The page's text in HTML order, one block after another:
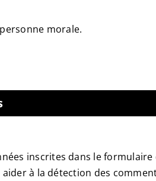
morale.
inscrites dans le
à la détection des